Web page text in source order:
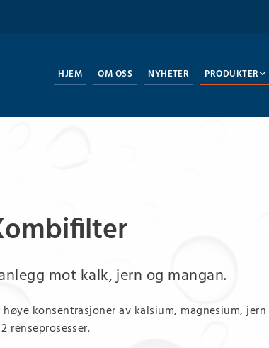
HJEM OM OSS NYHETER PRODUKTER
mot kalk, jern og mangan.
konsentrasjoner av kalsium, magnesium,
renseprosesser.